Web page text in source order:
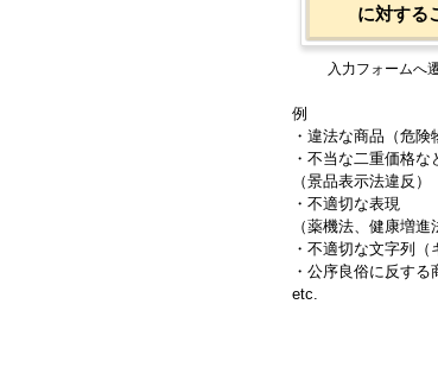
に対する
入力フォームへ
例
・違法な商品（危険
・不当な二重価格な
（景品表示法違反）
・不適切な表現
（薬機法、健康増進
・不適切な文字列（
・公序良俗に反する
etc.